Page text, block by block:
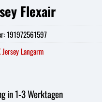
Flexair
in 1-3 Werktagen
191972561597
Jersey Langarm